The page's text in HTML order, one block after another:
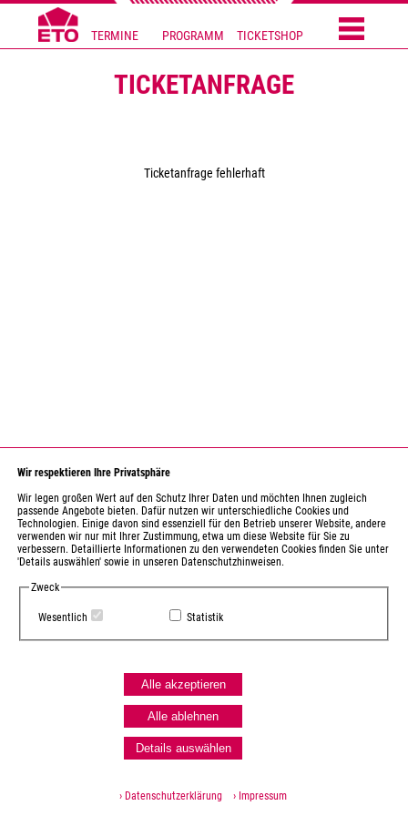
TERMINE PROGRAMM TICKETSHOP
Wir respektieren Ihre Privatsphäre
Wir legen großen Wert auf den Schutz Ihrer Daten und möchten Ihnen zugleich
passende Angebote bieten. Dafür nutzen wir unterschiedliche Cookies und
Technologien. Einige davon sind essenziell für den Betrieb unserer Website, andere
verwenden wir nur mit Ihrer Zustimmung, etwa um diese Website für Sie zu
verbessern. Detaillierte Informationen zu den verwendeten Cookies finden Sie unter
'Details auswählen' sowie in unseren Datenschutzhinweisen.
Zweck
Wesentlich Statistik
Alle akzeptieren
Alle ablehnen
Details auswählen
› Datenschutzerklärung › Impressum
TICKETANFRAGE
Ticketanfrage fehlerhaft